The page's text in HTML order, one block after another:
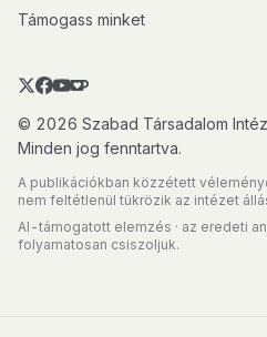
Támogass minket
© 2026 Szabad Társadalom
Minden jog fenntartva.
A publikációkban közzétett
nem feltétlenül tükrözik az intézet
AI-támogatott elemzés · az eredeti
folyamatosan csiszoljuk.